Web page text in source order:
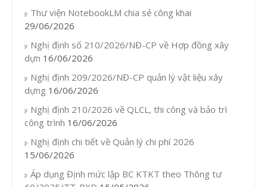
Thư viện NotebookLM chia sẻ công khai
29/06/2026
Nghị định số 210/2026/NĐ-CP về Hợp đồng xây
dựn 16/06/2026
Nghị định 209/2026/NĐ-CP quản lý vật liệu xây
dựng 16/06/2026
Nghị định 210/2026 về QLCL, thi công và bảo trì
công trình 16/06/2026
Nghị định chi tiết về Quản lý chi phí 2026
15/06/2026
Áp dụng Định mức lập BC KTKT theo Thông tư